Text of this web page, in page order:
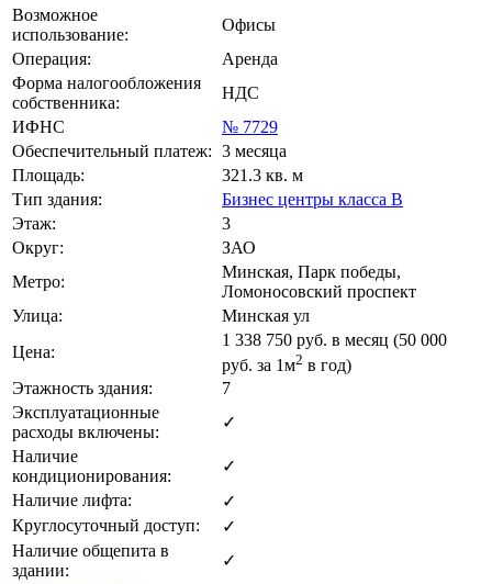
Возможное
использование:
Офисы
Операция:
Аренда
Форма налогообложения
собственника:
НДС
ИФНС
№ 7729
Обеспечительный платеж: 3 месяца
Площадь:
321.3 кв. м
Тип здания:
Бизнес центры класса B
Этаж:
3
Округ:
ЗАО
Метро:
Минская, Парк победы,
Ломоносовский проспект
Улица:
Минская ул
Цена:
1 338 750 руб. в месяц (50 000
руб. за 1м2 в год)
Этажность здания:
7
Эксплуатационные
расходы включены:
✓
Наличие
кондиционирования:
✓
Наличие лифта:
✓
Круглосуточный доступ:
✓
Наличие общепита в
здании:
✓